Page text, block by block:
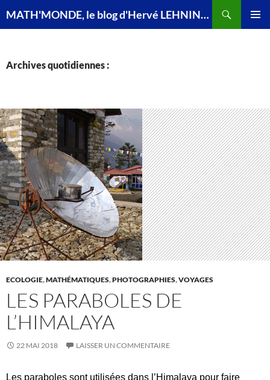
MATH'MONDE, le blog d'Hervé LEHNING, agrégé de mathématiques
Archives quotidiennes :
ECOLOGIE,MATHÉMATIQUES,PHOTOGRAPHIES,VOYAGES
LES PARABOLES DE
L’HIMALAYA
22 MAI 2018 LAISSER UN COMMENTAIRE
Les paraboles sont utilisées dans l’Himalaya pour faire